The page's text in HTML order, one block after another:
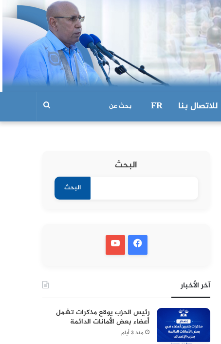
للاتصال بنا FR
البحث
البحث
آخر الأخبار
رئيس الحزب يوقع مذكرات تشمل
أعضاء بعض الأمانات الدائمة
منذ 3 أيام